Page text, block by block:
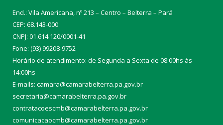
End.: Vila Americana, nº 213 – Centro – Belterra – Pará
CEP: 68.143-000
CNPJ: 01.614.120/0001-41
Fone: (93) 99208-9752
Horário de atendimento: de Segunda a Sexta de 08:00hs às
14:00hs
E-mails: camara@camarabelterra.pa.gov.br
secretaria@camarabelterra.pa.gov.br
contratacoescmb@camarabelterra.pa.gov.br
comunicacaocmb@camarabelterra.pa.gov.br